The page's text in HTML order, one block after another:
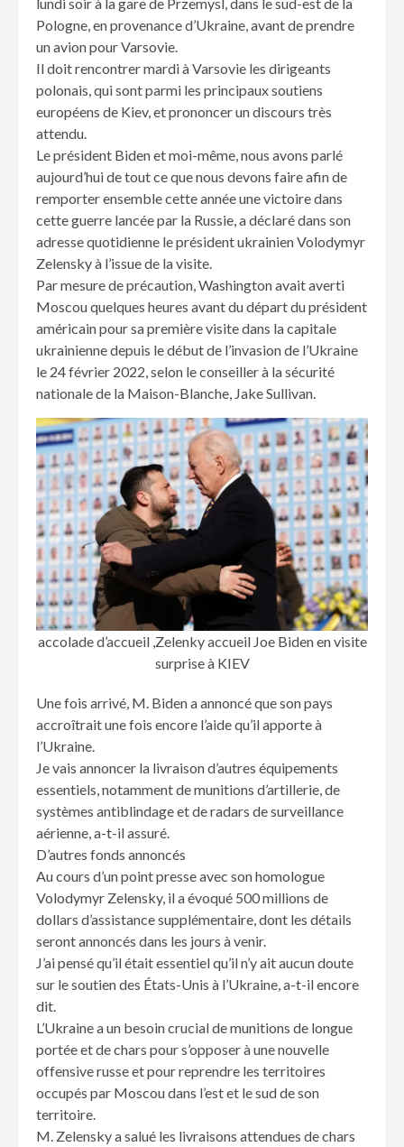
Pologne, en provenance d’Ukraine, avant de prendre
un avion pour Varsovie.
Il doit rencontrer mardi à Varsovie les dirigeants
polonais, qui sont parmi les principaux soutiens
européens de Kiev, et prononcer un discours très
attendu.
Le président Biden et moi-même, nous avons parlé
aujourd’hui de tout ce que nous devons faire afin de
remporter ensemble cette année une victoire dans
cette guerre lancée par la Russie, a déclaré dans son
adresse quotidienne le président ukrainien Volodymyr
Zelensky à l’issue de la visite.
Par mesure de précaution, Washington avait averti
Moscou quelques heures avant du départ du président
américain pour sa première visite dans la capitale
ukrainienne depuis le début de l’invasion de l’Ukraine
le 24 février 2022, selon le conseiller à la sécurité
nationale de la Maison-Blanche, Jake Sullivan.
accolade d’accueil ,Zelenky accueil Joe Biden en visite
surprise à KIEV
Une fois arrivé, M. Biden a annoncé que son pays
accroîtrait une fois encore l’aide qu’il apporte à
l’Ukraine.
Je vais annoncer la livraison d’autres équipements
essentiels, notamment de munitions d’artillerie, de
systèmes antiblindage et de radars de surveillance
aérienne, a-t-il assuré.
D’autres fonds annoncés
Au cours d’un point presse avec son homologue
Volodymyr Zelensky, il a évoqué 500 millions de
dollars d’assistance supplémentaire, dont les détails
seront annoncés dans les jours à venir.
J’ai pensé qu’il était essentiel qu’il n’y ait aucun doute
sur le soutien des États-Unis à l’Ukraine, a-t-il encore
dit.
L’Ukraine a un besoin crucial de munitions de longue
portée et de chars pour s’opposer à une nouvelle
offensive russe et pour reprendre les territoires
occupés par Moscou dans l’est et le sud de son
territoire.
M. Zelensky a salué les livraisons attendues de chars